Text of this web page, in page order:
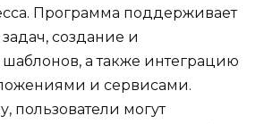
Программа поддерживает
создание и
а также интеграцию
и сервисами.
пользователи могут